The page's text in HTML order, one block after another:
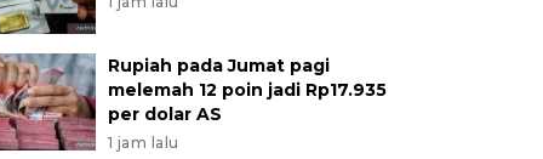
Rupiah pada Jumat pagi
melemah 12 poin jadi Rp17.935
per dolar AS
1 jam lalu